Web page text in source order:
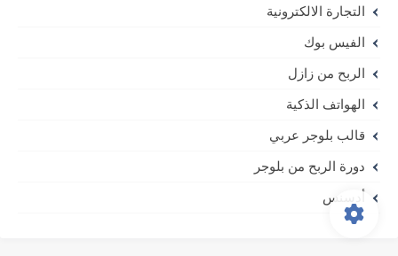
التجارة الالكترونية
الفيس بوك
الربح من زازل
الهواتف الذكية
قالب بلوجر عربي
دورة الربح من بلوجر
أدسنس